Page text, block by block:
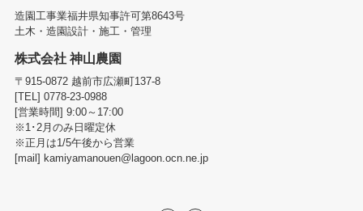
造園工事業福井県知事許可第8643号
土木・造園設計・施工・管理
株式会社 神山農園
〒915-0872 越前市広瀬町137-8
[TEL] 0778-23-0988
[営業時間] 9:00～17:00
※1･2月のみ日曜定休
※正月は1/5午後から営業
[mail] kamiyamanouen@lagoon.ocn.ne.jp